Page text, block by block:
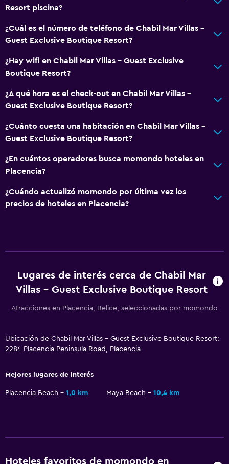
Vista al patio interior
Posibilidad de habitaciones conectadas
Vista a punto de interés
Vista a la piscina
Espacio de almacenamiento
Vista al mar
Zona de estar
Adosado
Sofá
Insonorización
Teléfono
Piso de mosaico/mármol
Cambio de divisas
Servicio de habitaciones
Acceso con llave
Check-out exprés
Check-in/check-out privado
Servicios básicos
Resort piscina?
¿Cuál es el número de teléfono de Chabil Mar Villas -
Guest Exclusive Boutique Resort?
¿Hay wifi en Chabil Mar Villas - Guest Exclusive
Boutique Resort?
¿A qué hora es el check-out en Chabil Mar Villas -
Guest Exclusive Boutique Resort?
¿Cuánto cuesta una habitación en Chabil Mar Villas -
Guest Exclusive Boutique Resort?
¿En cuántos operadores busca momondo hoteles en
Placencia?
¿Cuándo actualizó momondo por última vez los
precios de hoteles en Placencia?
Lugares de interés cerca de Chabil Mar
Villas - Guest Exclusive Boutique Resort
Atracciones en Placencia, Belice, seleccionadas por momondo
Ubicación de Chabil Mar Villas - Guest Exclusive Boutique Resort:
2284 Placencia Peninsula Road, Placencia
Mejores lugares de interés
Placencia Beach 1,0 km Maya Beach 10,4 km
Hoteles favoritos de momondo en